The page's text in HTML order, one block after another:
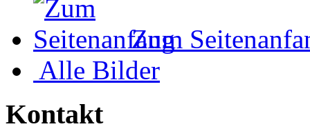
Zum
Alle Bilder
Kontakt